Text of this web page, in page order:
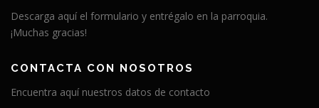
Descarga aquí el formulario y entrégalo en la parroquia.
¡Muchas gracias!
CONTACTA CON NOSOTROS
Encuentra aquí nuestros datos de contacto